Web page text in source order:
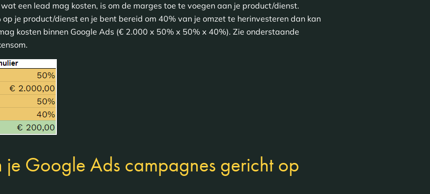
een lead mag kosten, is om de marges toe te voegen aan je product/dienst.
je product/dienst en je bent bereid om 40% van je omzet te herinvesteren dan kan
kosten binnen Google Ads (€ 2.000 x 50% x 50% x 40%). Zie onderstaande
je Google Ads campagnes gericht op